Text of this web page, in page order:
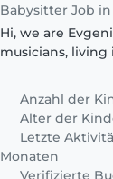
Babysitter Job
Hi, we are
musicians, living
our daughter
we are on tour
December. She
Anzahl der
Alter der
Letzte
Monaten
Verifizierte